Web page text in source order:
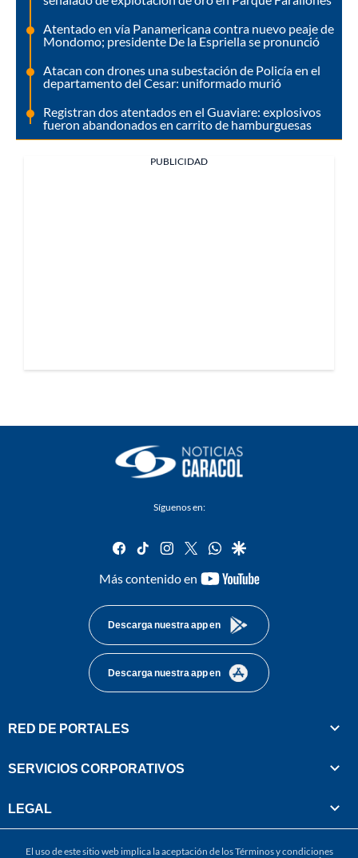
Atentado en vía Panamericana contra nuevo peaje de
Mondomo; presidente De la Espriella se pronunció
Atacan con drones una subestación de Policía en el
departamento del Cesar: uniformado murió
Registran dos atentados en el Guaviare: explosivos
fueron abandonados en carrito de hamburguesas
PUBLICIDAD
Síguenos en:
facebook
tiktok instagram
twitterwhatsapp
google
Más contenido en
youtube-
Descarga nuestra app en
Descarga nuestra app en
RED DE PORTALES
SERVICIOS CORPORATIVOS
LEGAL
El uso de este sitio web implica la aceptación de losTérminos y condiciones